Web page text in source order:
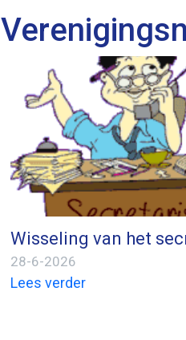
Wisseling van het
28-6-2026
Lees verder